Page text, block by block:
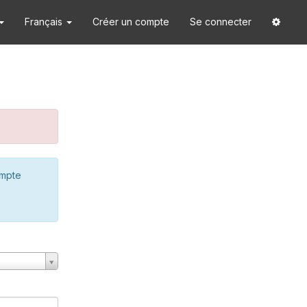
Français Créer un compte Se connecter